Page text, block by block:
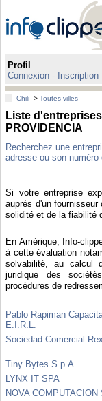
Profil
Connexion - Inscription
Chili >Toutes villes
Liste
PROVIDENCIA
Recherchez une
adresse ou son numéro
Si votre entreprise
auprès d'un
solidité et de la fiabilité
En Amérique, Info-
à cette évaluation
solvabilité, au calcul
juridique des
procédures de
Pablo Rapiman
E.I.R.L.
Sociedad Comercial
Tiny Bytes S.p.A.
LYNX IT SPA
NOVA COMPUTACION